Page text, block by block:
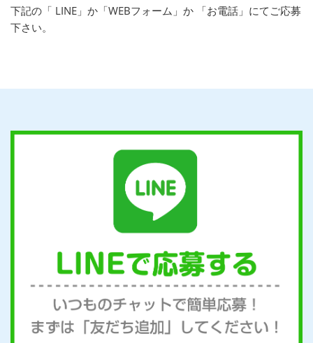
下記の「 LINE」か「WEBフォーム」か 「お電話」にてご応募
下さい。